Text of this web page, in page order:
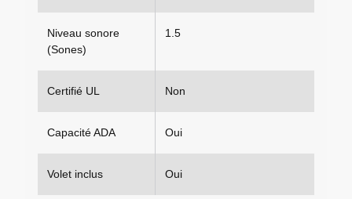
Niveau sonore
(Sones)
1.5
Certifié UL Non
Capacité ADA Oui
Volet inclus Oui